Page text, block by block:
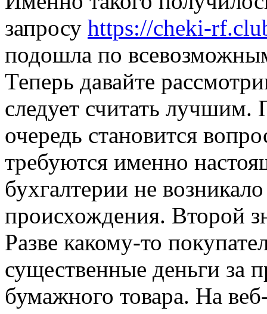
запросу https://cheki-
подошла по
Теперь давайте
следует считать
очередь становится
требуются именно
бухгалтерии не
происхождения. Второй
Разве какому-то
существенные деньги за
бумажного товара. На